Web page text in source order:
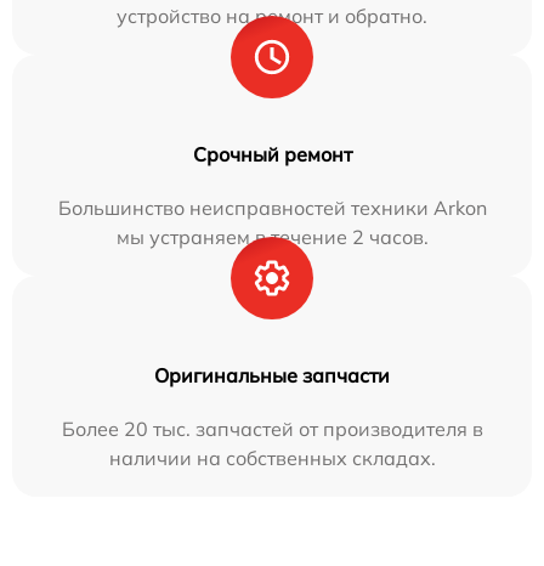
устройство на ремонт и обратно.
Срочный ремонт
Большинство неисправностей техники Arkon
мы устраняем в течение 2 часов.
Оригинальные запчасти
Более 20 тыс. запчастей от производителя в
наличии на собственных складах.